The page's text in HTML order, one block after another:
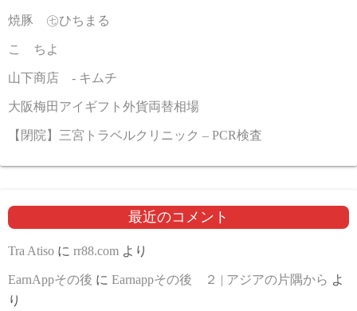
焼豚 ㊆ひちまる
こゝちよ
山下商店 - キムチ
大阪梅田アイギフト外貨両替相場
【閉院】三宮トラベルクリニック – PCR検査
最近のコメント
Tra Atiso に rr88.com より
EarnAppその後 に Earnappその後 ２ | アジアの片隅から よ
り